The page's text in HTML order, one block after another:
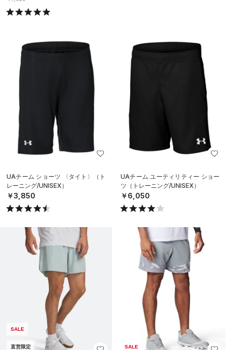
UAチーム ショーツ 〈タイト〉（ト
レーニング/UNISEX）
￥3,850
UAチーム ユーティリティー ショー
ツ（トレーニング/UNISEX）
￥6,050
SALE
直営限定 SALE